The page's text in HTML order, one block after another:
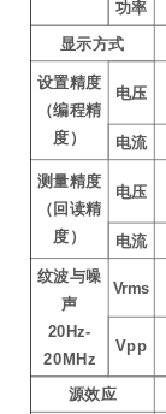
功率
显示方式
设置精度
（编程精
度）
电压
电流
测量精度
（回读精
度）
电压
电流
纹波与噪
声
20Hz-
20MHz
Vrms
Vpp
源效应